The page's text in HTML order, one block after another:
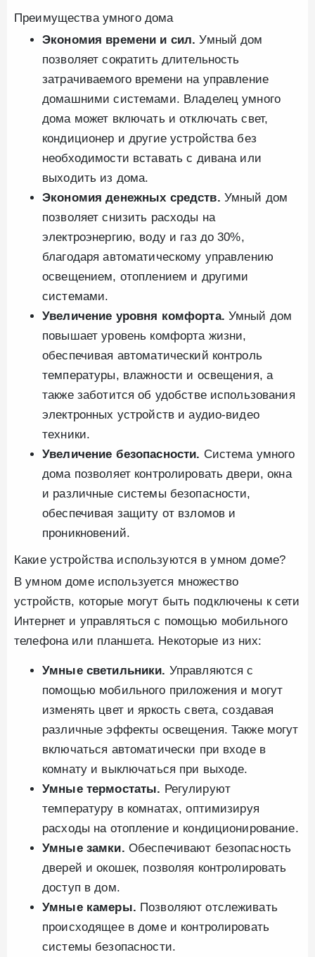
Преимущества умного дома
Экономия времени и сил. Умный дом
позволяет сократить длительность
затрачиваемого времени на управление
домашними системами. Владелец умного
дома может включать и отключать свет,
кондиционер и другие устройства без
необходимости вставать с дивана или
выходить из дома.
Экономия денежных средств. Умный дом
позволяет снизить расходы на
электроэнергию, воду и газ до 30%,
благодаря автоматическому управлению
освещением, отоплением и другими
системами.
Увеличение уровня комфорта. Умный дом
повышает уровень комфорта жизни,
обеспечивая автоматический контроль
температуры, влажности и освещения, а
также заботится об удобстве использования
электронных устройств и аудио-видео
техники.
Увеличение безопасности. Система умного
дома позволяет контролировать двери, окна
и различные системы безопасности,
обеспечивая защиту от взломов и
проникновений.
Какие устройства используются в умном доме?
В умном доме используется множество
устройств, которые могут быть подключены к сети
Интернет и управляться с помощью мобильного
телефона или планшета. Некоторые из них:
Умные светильники. Управляются с
помощью мобильного приложения и могут
изменять цвет и яркость света, создавая
различные эффекты освещения. Также могут
включаться автоматически при входе в
комнату и выключаться при выходе.
Умные термостаты. Регулируют
температуру в комнатах, оптимизируя
расходы на отопление и кондиционирование.
Умные замки. Обеспечивают безопасность
дверей и окошек, позволяя контролировать
доступ в дом.
Умные камеры. Позволяют отслеживать
происходящее в доме и контролировать
системы безопасности.